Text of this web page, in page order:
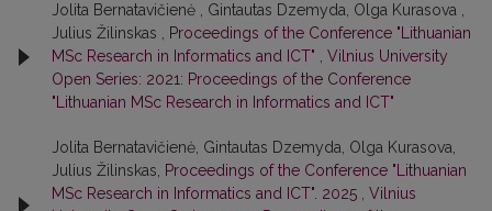
Jolita Bernatavičienė , Gintautas Dzemyda, Olga Kurasova ,
Julius Žilinskas ,
Proceedings of the Conference "Lithuanian
MSc Research in Informatics and ICT"
Vilnius University
Open Series: 2021: Proceedings of the Conference
"Lithuanian MSc Research in Informatics and ICT"
Jolita Bernatavičienė, Gintautas Dzemyda, Olga Kurasova,
Julius Žilinskas,
Proceedings of the Conference "Lithuanian
MSc Research in Informatics and ICT". 2025
Vilnius